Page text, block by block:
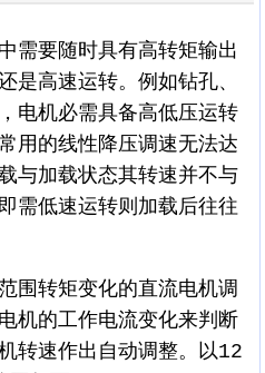
要随时具有高转矩输出
是高速运转。例如钻孔、
电机必需具备高低压运转
用的线性降压调速无法达
与加载状态其转速并不与
需低速运转则加载后往往
转矩变化的直流电机调
机的工作电流变化来判断
转速作出自动调整。以12